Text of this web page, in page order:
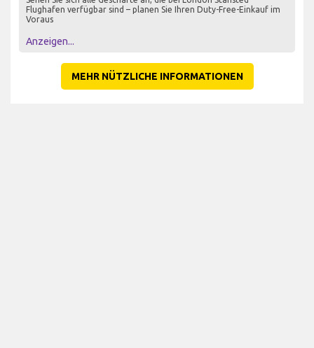
Flughafen verfügbar sind – planen Sie Ihren Duty-Free-Einkauf im
Voraus
Anzeigen...
MEHR NÜTZLICHE INFORMATIONEN